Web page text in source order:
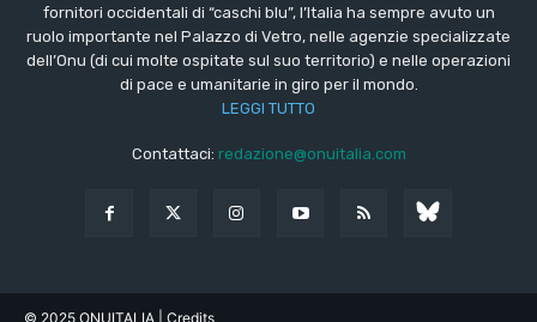
fornitori occidentali di “caschi blu”, l’Italia ha sempre avuto un
ruolo importante nel Palazzo di Vetro, nelle agenzie specializzate
dell’Onu (di cui molte ospitate sul suo territorio) e nelle operazioni
di pace e umanitarie in giro per il mondo.
LEGGI TUTTO
Contattaci: redazione@onuitalia.com
© 2025 ONUITALIA | Credits